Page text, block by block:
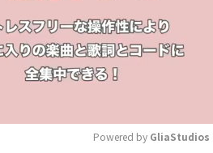
Powered by GliaStudios